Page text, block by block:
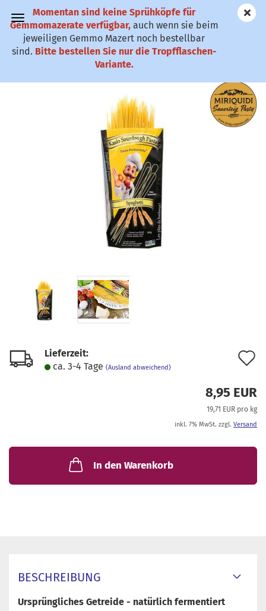
✆ 0911-61 79
25
Momentan sind keine Sprühköpfe für
Gemmomazerate verfügbar, auch wenn sie beim
jeweiligen Gemmo Mazert noch bestellbar
sind. Bitte bestellen Sie nur die Tropfflaschen-
Variante.
Spaghetti Sauerteig Pasta
Lieferzeit:
ca. 3-4 Tage (Ausland abweichend)
8,95 EUR
19,71 EUR pro kg
inkl. 7% MwSt. zzgl. Versand
In den Warenkorb
BESCHREIBUNG
Ursprüngliches Getreide - natürlich fermentiert